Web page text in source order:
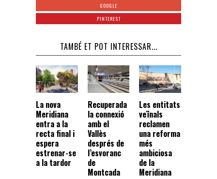
GOOGLE
PINTEREST
TAMBÉ ET POT INTERESSAR...
La nova
Meridiana
entra a la
recta final i
espera
estrenar-se
a la tardor
Recuperada
la connexió
amb el
Vallès
després de
l’esvoranc
de
Montcada
Les entitats
veïnals
reclamen
una reforma
més
ambiciosa
de la
Meridiana